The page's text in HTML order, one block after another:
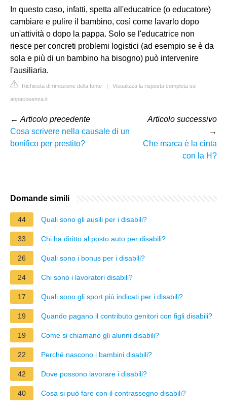
In questo caso, infatti, spetta all'educatrice (o educatore)
cambiare e pulire il bambino, così come lavarlo dopo
un'attività o dopo la pappa. Solo se l'educatrice non
riesce per concreti problemi logistici (ad esempio se è da
sola e più di un bambino ha bisogno) può intervenire
l'ausiliaria.
Richiesta di rimozione della fonte | Visualizza la risposta completa su
anpacosenza.it
← Articolo precedente
Cosa scrivere nella causale di un
bonifico per prestito?
Articolo successivo
→
Che marca è la cinta
con la H?
Domande simili
44 Quali sono gli ausili per i disabili?
33 Chi ha diritto al posto auto per disabili?
26 Quali sono i bonus per i disabili?
24 Chi sono i lavoratori disabili?
17 Quali sono gli sport più indicati per i disabili?
19 Quando pagano il contributo genitori con figli disabili?
19 Come si chiamano gli alunni disabili?
22 Perché nascono i bambini disabili?
42 Dove possono lavorare i disabili?
40 Cosa si può fare con il contrassegno disabili?